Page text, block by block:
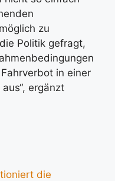
zu
Politik gefragt,
in einer
ergänzt
die